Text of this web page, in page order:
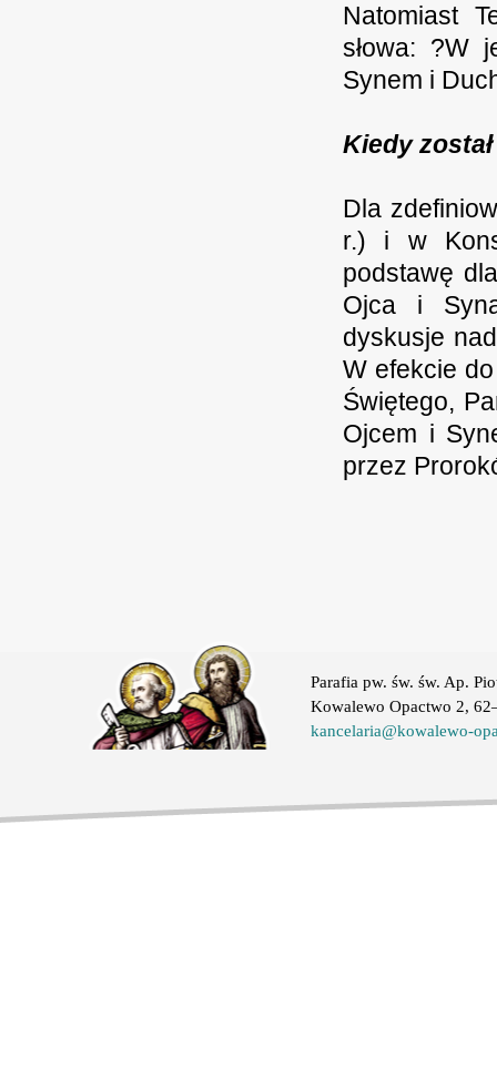
Natomiast
słowa: ?W
Synem i
Kiedy
Dla
r.) i w
podstawę
Ojca i
dyskusje
W efekcie
Świętego,
Ojcem i
przez
Parafia pw. św. św. Ap.
Kowalewo Opactwo 2,
kancelaria@kowalewo-